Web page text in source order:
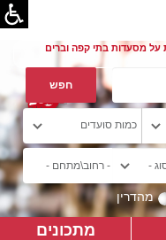
מסעדות בתי קפה וברים
מהדרין
מתכונים